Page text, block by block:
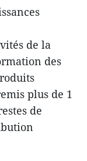
de la
des
plus de 1
de